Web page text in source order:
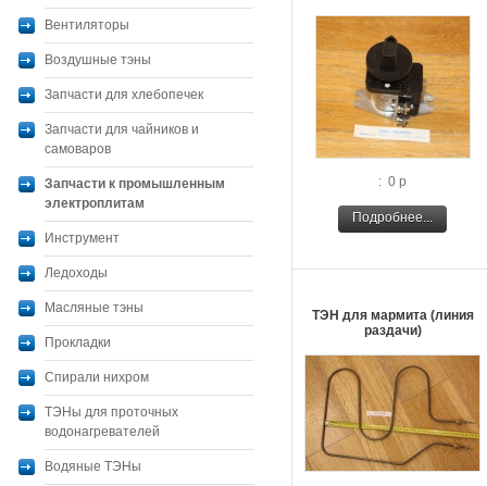
Вентиляторы
Воздушные тэны
Запчасти для хлебопечек
Запчасти для чайников и
самоваров
Запчасти к промышленным
электроплитам
Инструмент
Ледоходы
Масляные тэны
Прокладки
Спирали нихром
ТЭНы для проточных
водонагревателей
Водяные ТЭНы
: 0 р
Подробнее...
ТЭН для мармита (линия
раздачи)